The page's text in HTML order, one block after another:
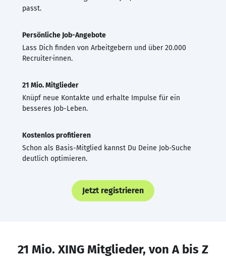
passt.
Persönliche Job-Angebote
Lass Dich finden von Arbeitgebern und über 20.000
Recruiter·innen.
21 Mio. Mitglieder
Knüpf neue Kontakte und erhalte Impulse für ein
besseres Job-Leben.
Kostenlos profitieren
Schon als Basis-Mitglied kannst Du Deine Job-Suche
deutlich optimieren.
Jetzt registrieren
21 Mio. XING Mitglieder, von A bis Z